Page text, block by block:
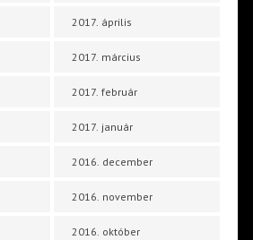
2017. április
2017. március
2017. február
2017. január
2016. december
2016. november
2016. október